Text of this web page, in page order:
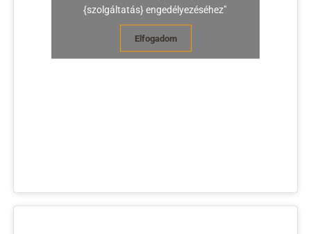
{szolgáltatás} engedélyezéséhez"
Elfogadom